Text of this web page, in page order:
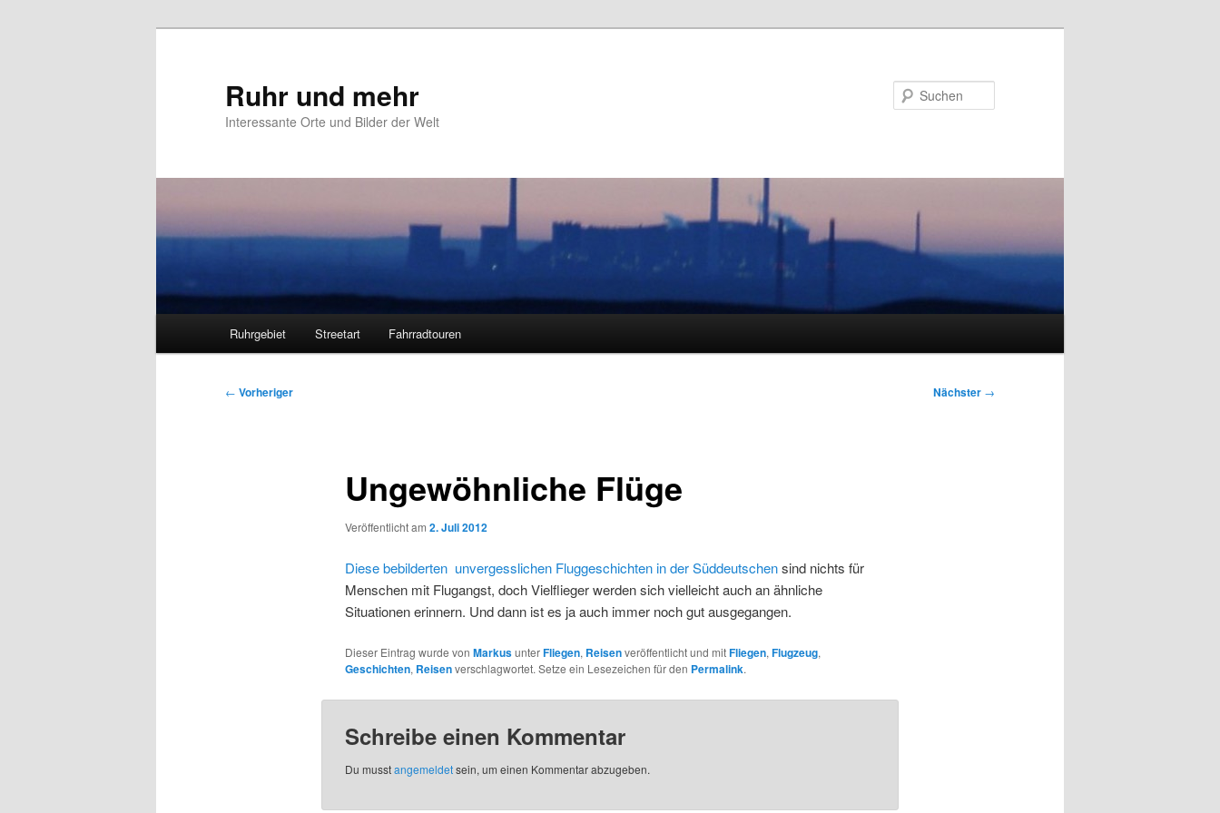
Ruhr und mehr
Interessante Orte und Bilder der Welt
Ruhrgebiet Streetart Fahrradtouren
Beitragsnavigation
← Vorheriger Nächster →
Ungewöhnliche Flüge
Veröffentlicht am 2. Juli 2012
Diese bebilderten unvergesslichen Fluggeschichten in der Süddeutschensind nichts für
Menschen mit Flugangst, doch Vielflieger werden sich vielleicht auch an ähnliche
Situationen erinnern. Und dann ist es ja auch immer noch gut ausgegangen.
Dieser Eintrag wurde von MarkusunterFliegen, Reisenveröffentlicht und mitFliegen,Flugzeug,
Geschichten, Reisenverschlagwortet. Setze ein Lesezeichen für den Permalink.
Schreibe einen Kommentar
Du musstangemeldetsein, um einen Kommentar abzugeben.